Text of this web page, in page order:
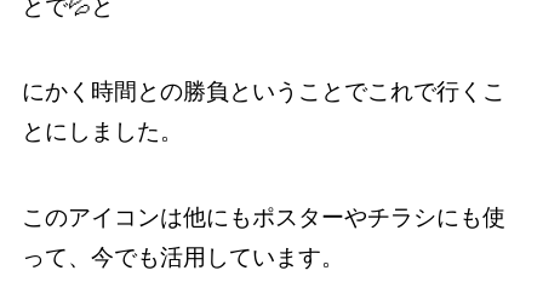
とで💦と
にかく時間との勝負ということでこれで行くこ
とにしました。
このアイコンは他にもポスターやチラシにも使
って、今でも活用しています。